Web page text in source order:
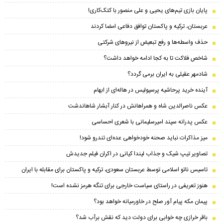
پایان بازی تیم‌های یحیی و علی منصور با کتک‌کاری!
عربستان، ترکیه و پاکستان توافق دفاعی امضا کردند
حذف واسطه‌ها و رفع تبعیض از نیروهای شرکتی
شاخص فلاکت تا به کجا ادامه خواهد داشت؟
شادمهر عقیلی به ایران برمی گردد؟
آینده خرید پرحاشیه‌ پرسپولیس در هاله‌ای از ابهام
عکس ناصرالدین شاه و همراهانش در کنار آبشار شاهاندشت
عکس پدرانه سپند امیرسلیمانی با شعری احساسی
میز مذاکرات نباید صحنه خودخواهی عده‌ای تندرو شود!
تصاویر تیپ شیک و جذاب لیندا کیانی در اکران فیلم جدیدش
تاسیس ناتو اسلامی توسط عربستان سعودی، ترکیه و پاکستان برای مقابله با ایران
هنوز تعریفی در راستای سیاست خارجی برای تنگه هرمز نشده است!
پیمان مکه پیام آور صلح در خاورمیانه خواهد بود؟
باقر خرازی چه خوابی برای دولت دید که نقش برآب شد؟